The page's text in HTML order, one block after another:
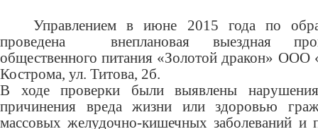
Управлением в июне 2015 года по
проведена внеплановая выездная
общественного питания «Золотой дракон» ООО
Кострома, ул. Титова, 2б.
В ходе проверки были выявлены
причинения вреда жизни или здоровью
массовых желудочно-кишечных заболеваний и